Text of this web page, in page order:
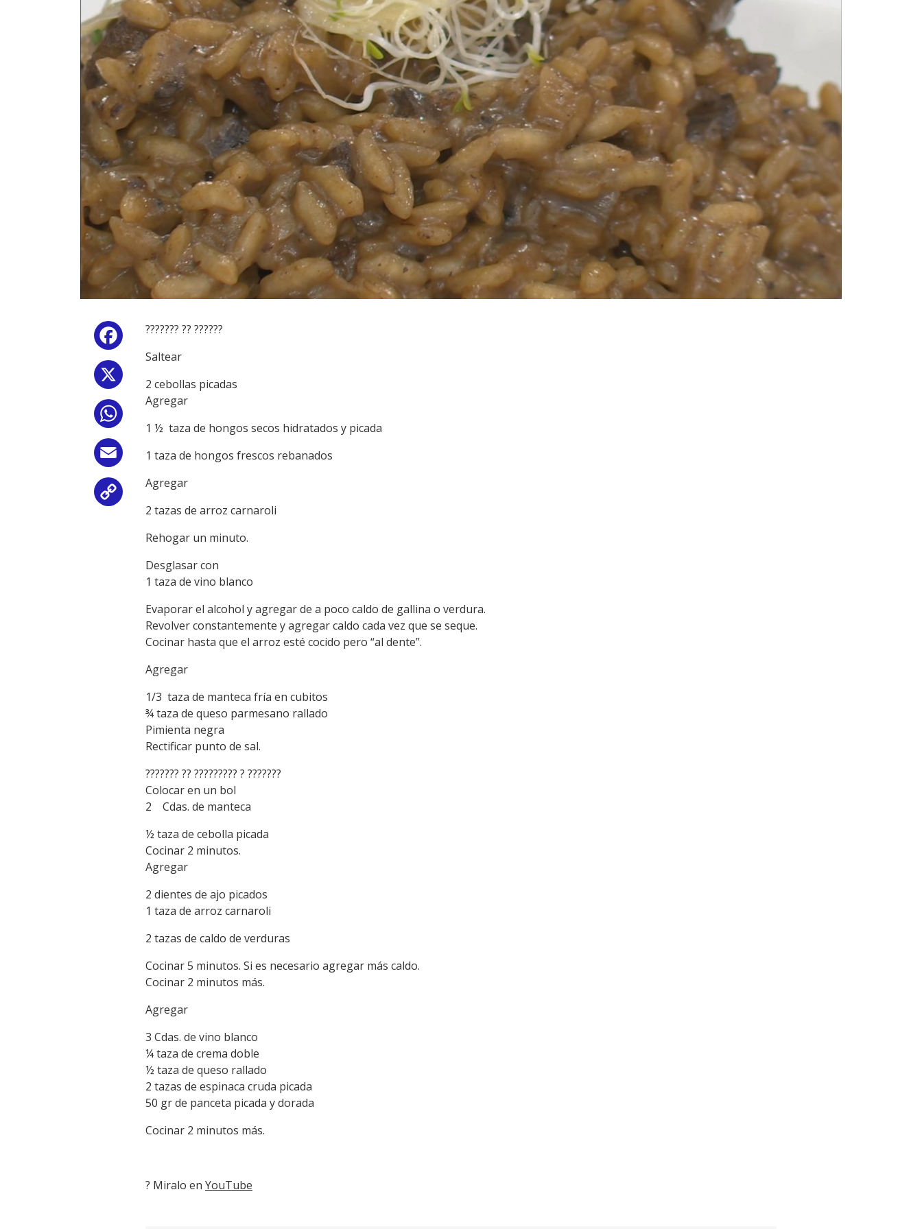
Facebook
Email
??????? ?? ??????
Saltear
2 cebollas picadas
Agregar
1 ½ taza de hongos secos hidratados y picada
1 taza de hongos frescos rebanados
Agregar
2 tazas de arroz carnaroli
Rehogar un minuto.
Desglasar con
1 taza de vino blanco
Evaporar el alcohol y agregar de a poco caldo de gallina o verdura.
Revolver constantemente y agregar caldo cada vez que se seque.
Cocinar hasta que el arroz esté cocido pero “al dente”.
Agregar
1/3 taza de manteca fría en cubitos
¾ taza de queso parmesano rallado
Pimienta negra
Rectificar punto de sal.
??????? ?? ????????? ? ???????
Colocar en un bol
2 Cdas. de manteca
½ taza de cebolla picada
Cocinar 2 minutos.
Agregar
2 dientes de ajo picados
1 taza de arroz carnaroli
2 tazas de caldo de verduras
Cocinar 5 minutos. Si es necesario agregar más caldo.
Cocinar 2 minutos más.
Agregar
3 Cdas. de vino blanco
¼ taza de crema doble
½ taza de queso rallado
2 tazas de espinaca cruda picada
50 gr de panceta picada y dorada
Cocinar 2 minutos más.
? Miralo en YouTube